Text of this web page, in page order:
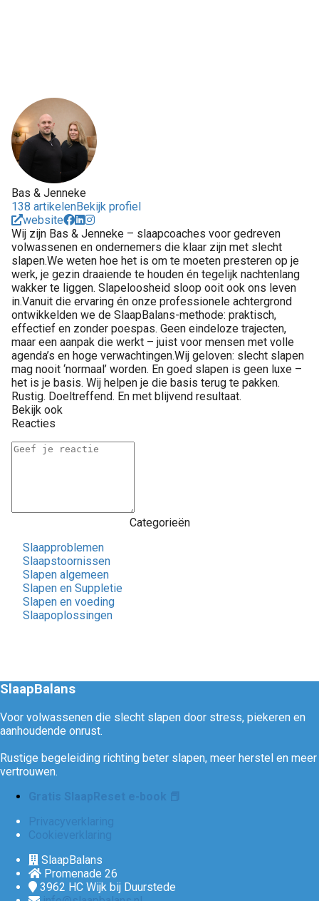
Bas & Jenneke
138 artikelenBekijk profiel
website
Wij zijn Bas & Jenneke – slaapcoaches voor gedreven
volwassenen en ondernemers die klaar zijn met slecht
slapen.We weten hoe het is om te moeten presteren op je
werk, je gezin draaiende te houden én tegelijk nachtenlang
wakker te liggen. Slapeloosheid sloop ooit ook ons leven
in.Vanuit die ervaring én onze professionele achtergrond
ontwikkelden we de SlaapBalans-methode: praktisch,
effectief en zonder poespas. Geen eindeloze trajecten,
maar een aanpak die werkt – juist voor mensen met volle
agenda’s en hoge verwachtingen.Wij geloven: slecht slapen
mag nooit ‘normaal’ worden. En goed slapen is geen luxe –
het is je basis. Wij helpen je die basis terug te pakken.
Rustig. Doeltreffend. En met blijvend resultaat.
Bekijk ook
Reacties
Categorieën
Slaapproblemen
Slaapstoornissen
Slapen algemeen
Slapen en Suppletie
Slapen en voeding
Slaapoplossingen
SlaapBalans
Voor volwassenen die slecht slapen door stress, piekeren en
aanhoudende onrust.
Rustige begeleiding richting beter slapen, meer herstel en meer
vertrouwen.
SlaapBalans
Promenade 26
3962 HC Wijk bij Duurstede